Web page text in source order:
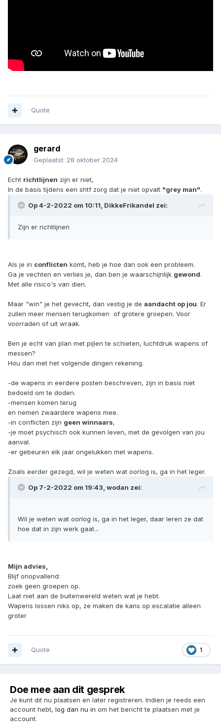
Quote
gerard
Geplaatst: 28 oktober 2024
Echt richtlijnen zijn er niet,
In de basis tijdens een shtf zorg dat je niet opvalt "grey man".
Op 4-2-2022 om 10:11, DikkeFrikandel zei:
Zijn er richtlijnen
Als je in conflicten komt, heb je hoe dan ook een probleem.
Ga je vechten en verlies je, dan ben je waarschijnlijk gewond.
Met alle risico's van dien.
Maar "win" je het gevecht, dan vestig je de aandacht op jou. Er
zullen meer mensen terugkomen of grotere groepen. Voor
voorraden of uit wraak.
Ben je echt van plan met pijlen te schieten, luchtdruk wapens of
messen?
Hou dan met het volgende dingen rekening.
-de wapens in eerdere posten beschreven, zijn in basis niet
bedoeld om te doden.
-mensen komen terug
en nemen zwaardere wapens mee.
-in conflicten zijn geen winnaars,
-je moet psychisch ook kunnen leven, met de gevolgen van jou
aanval.
-er gebeuren elk jaar ongelukken met wapens.
Zoals eerder gezegd, wil je weten wat oorlog is, ga in het leger.
Op 7-2-2022 om 19:43, wodan zei:
Wil je weten wat oorlog is, ga in het leger, daar leren ze dat
hoe dat in zijn werk gaat...
Mijn advies,
Blijf onopvallend:
zoek geen groepen op.
Laat niet aan de buitenwereld weten wat je hebt.
Wapens lossen niks op, ze maken de kans op escalatie alleen
groter
1
Quote
Doe mee aan dit gesprek
Je kunt dit nu plaatsen en later registreren. Indien je reeds een
account hebt, log dan nu in om het bericht te plaatsen met je
account.